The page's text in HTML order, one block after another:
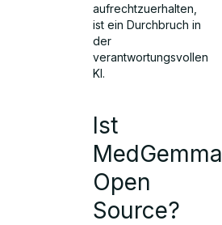
aufrechtzuerhalten,
ist ein Durchbruch in
der
verantwortungsvollen
KI.
Ist
MedGemma
Open
Source?